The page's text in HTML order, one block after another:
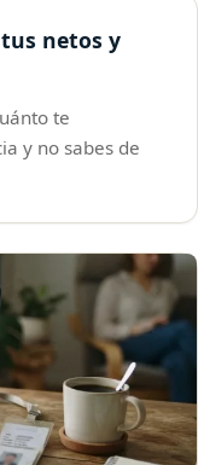
tus netos y
te
y no sabes de